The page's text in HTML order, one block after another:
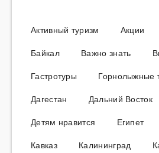
Активный туризм Акции
Байкал
Важно знать
Гастротуры
Горнолыжные
Дагестан
Дальний Восток
Детям нравится
Египет
Кавказ
Калининград